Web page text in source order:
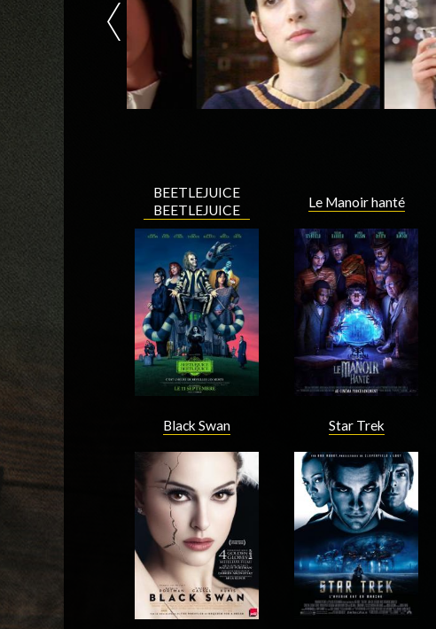
BEETLEJUICE
BEETLEJUICE
Acteur
Le Manoir hanté
Acteur
Black Swan Star Trek